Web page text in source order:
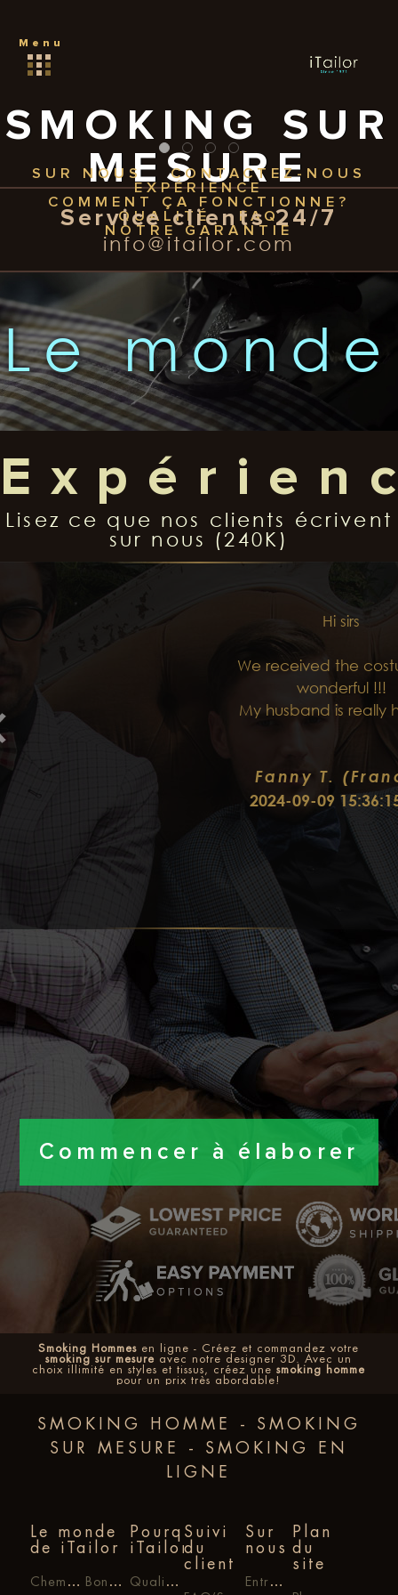
SMOKING SUR
MESURE
iTailor Revolutionizes
Custom-Made. Again!
Seulement 219€
Créez Votre Smoking
SUR NOUS
CONTACTEZ-NOUS
EXPÉRIENCE
COMMENT ÇA FONCTIONNE?
QUALITÉ
FAQ
NOTRE GARANTIE
Service clients 24/7
info@itailor.com
Le monde
de iTailor
Tailleur en ligne
leader dans le monde
138
Expédition vers:
500+
Choix de tissus
83K
Fans de
facebook
Lisez ce que nos clients écrivent
sur nous (240K)
Hi sirs
We received the
wonderful !!!
My husband is really
Fanny T.
2024-09-09
Commencer à élaborer
Smoking Hommes en ligne - Créez et commandez votre
smoking sur mesure avec notre designer 3D. Avec un
choix illimité en styles et tissus, créez unesmoking homme
pour un prix très abordable!
SMOKING HOMME - SMOKING
SUR MESURE - SMOKING EN
LIGNE
Le monde
de iTailor
Chemises sur mesure Bon cadeau
Pourquoi
iTailor?
Qualité iTailor
Suivi
du
client
Sur
nous
Entreprise
Plan
du
site
Menu